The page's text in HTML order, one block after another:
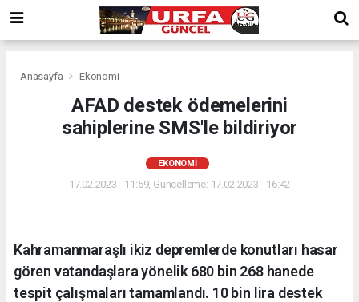
Anasayfa Ekonomi
AFAD destek ödemelerini
sahiplerine SMS'le bildiriyor
EKONOMI
17.02.2023 - 11:59, Güncelleme: 17.02.2023 - 16:42
Kahramanmaraşlı ikiz depremlerde konutları hasar
gören vatandaşlara yönelik 680 bin 268 hanede
tespit çalışmaları tamamlandı. 10 bin lira destek